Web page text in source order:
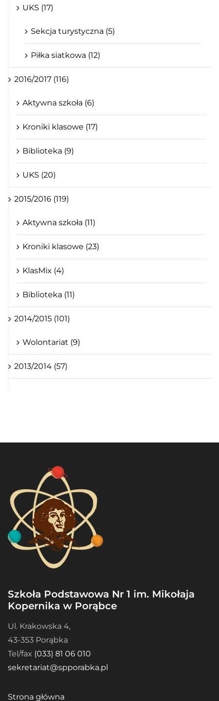
UKS (17)
Sekcja turystyczna (5)
Piłka siatkowa (12)
2016/2017 (116)
Aktywna szkoła (6)
Kroniki klasowe (17)
Biblioteka (9)
UKS (20)
2015/2016 (119)
Aktywna szkoła (11)
Kroniki klasowe (23)
KlasMix (4)
Biblioteka (11)
2014/2015 (101)
Wolontariat (9)
2013/2014 (57)
Szkoła Podstawowa Nr 1 im. Mikołaja
Kopernika w Porąbce
Ul. Krakowska 4,
43-353 Porąbka
Tel/fax (033) 81 06 010
sekretariat@spporabka.pl
Strona główna